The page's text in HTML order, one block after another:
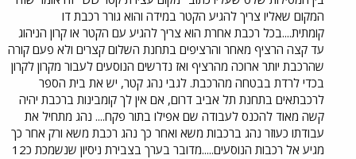
המקום שאליו צריך להגיע הקטר במידה והוא גורר רכבת דו
קומתית....בכל רכבת אחרת הוא צריך להגיע עם הקטר או קרון הניהוג
עד קצה הרציף מאחר והרציפים בתחנת השלום קצרים ולא פעם קורה
שהרכבת יותר ארוכה מהרציף ואז נדרשים הנוסעים לעבור מקרון לקרון
בכדי לרדת בבטחה מהרכבת. לגבי נהג קטר, יש את בית הספר
לרכבתאים בתחנת תל אביב דרום, אם אין לך קומבינות ברכבת יהיה
קשה מאוד להכנס לעבודה שם אפילו בתור פקח.... נהג מתחיל את
עבודתו כעוזר נהג ברכבות משא ואחר כך נהג רכבת משא ורק אחר כך
מגיע אל רכבות הנוסעים.....מדובר בערך בצבירת ניסיון שנשמכת כ12